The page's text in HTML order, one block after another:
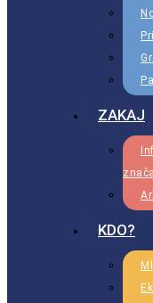
ZAKAJ
KDO?